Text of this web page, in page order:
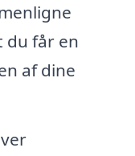
du får en
af dine